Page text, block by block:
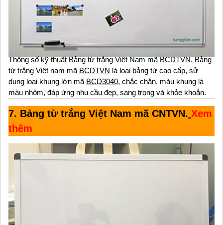
Thông số kỹ thuật Bảng từ trắng Việt Nam mã BCDTVN. Bảng
từ trắng Việt nam mã BCDTVN là loại bảng từ cao cấp, sử
dụng loại khung lớn mã BCD3040, chắc chắn, màu khung là
màu nhôm, đáp ứng nhu cầu đẹp, sang trọng và khỏe khoắn.
7. Bảng từ trắng Việt Nam mã CNTVN. Xem
thêm